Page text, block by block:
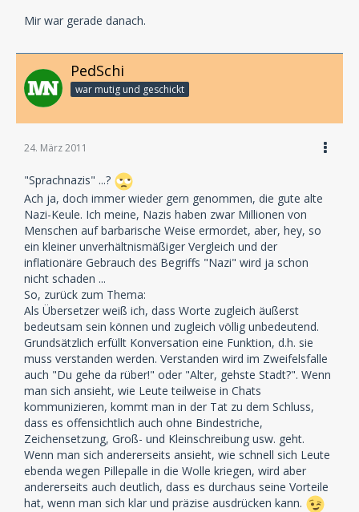
Mir war gerade danach.
PedSchi
war mutig und geschickt
24. März 2011
"Sprachnazis" ...?
Ach ja, doch immer wieder gern genommen, die gute alte
Nazi-Keule. Ich meine, Nazis haben zwar Millionen von
Menschen auf barbarische Weise ermordet, aber, hey, so
ein kleiner unverhältnismäßiger Vergleich und der
inflationäre Gebrauch des Begriffs "Nazi" wird ja schon
nicht schaden ...
So, zurück zum Thema:
Als Übersetzer weiß ich, dass Worte zugleich äußerst
bedeutsam sein können und zugleich völlig unbedeutend.
Grundsätzlich erfüllt Konversation eine Funktion, d.h. sie
muss verstanden werden. Verstanden wird im Zweifelsfalle
auch "Du gehe da rüber!" oder "Alter, gehste Stadt?". Wenn
man sich ansieht, wie Leute teilweise in Chats
kommunizieren, kommt man in der Tat zu dem Schluss,
dass es offensichtlich auch ohne Bindestriche,
Zeichensetzung, Groß- und Kleinschreibung usw. geht.
Wenn man sich andererseits ansieht, wie schnell sich Leute
ebenda wegen Pillepalle in die Wolle kriegen, wird aber
andererseits auch deutlich, dass es durchaus seine Vorteile
hat, wenn man sich klar und präzise ausdrücken kann.